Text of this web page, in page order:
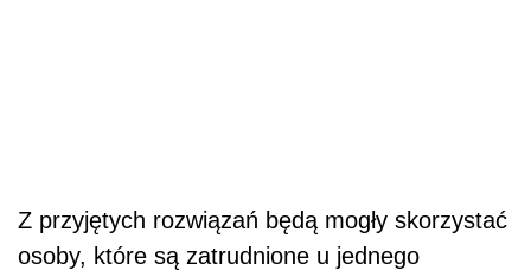
Z przyjętych rozwiązań będą mogły skorzystać
osoby, które są zatrudnione u jednego